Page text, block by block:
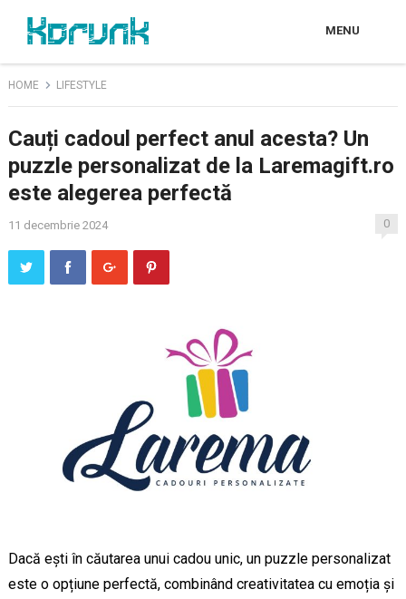
MENU
HOME LIFESTYLE
Cauți cadoul perfect anul acesta? Un
puzzle personalizat de la Laremagift.ro
este alegerea perfectă
11 decembrie 2024 0
Dacă ești în căutarea unui cadou unic, un puzzle personalizat
este o opțiune perfectă, combinând creativitatea cu emoția și